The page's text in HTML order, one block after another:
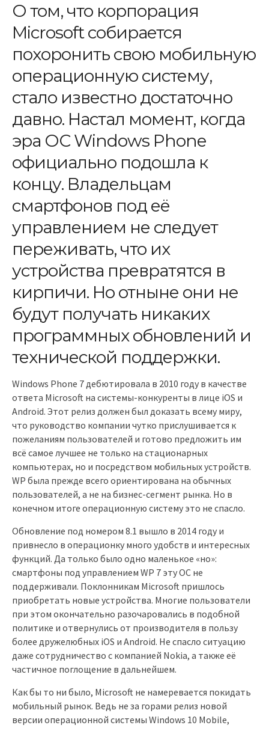
О том, что корпорация
Microsoft собирается
похоронить свою мобильную
операционную систему,
стало известно достаточно
давно. Настал момент, когда
эра ОС Windows Phone
официально подошла к
концу. Владельцам
смартфонов под её
управлением не следует
переживать, что их
устройства превратятся в
кирпичи. Но отныне они не
будут получать никаких
программных обновлений и
технической поддержки.
Windows Phone 7 дебютировала в 2010 году в качестве
ответа Microsoft на системы-конкуренты в лице iOS и
Android. Этот релиз должен был доказать всему миру,
что руководство компании чутко прислушивается к
пожеланиям пользователей и готово предложить им
всё самое лучшее не только на стационарных
компьютерах, но и посредством мобильных устройств.
WP была прежде всего ориентирована на обычных
пользователей, а не на бизнес-сегмент рынка. Но в
конечном итоге операционную систему это не спасло.
Обновление под номером 8.1 вышло в 2014 году и
привнесло в операционку много удобств и интересных
функций. Да только было одно маленькое «но»:
смартфоны под управлением WP 7 эту ОС не
поддерживали. Поклонникам Microsoft пришлось
приобретать новые устройства. Многие пользователи
при этом окончательно разочаровались в подобной
политике и отвернулись от производителя в пользу
более дружелюбных iOS и Android. Не спасло ситуацию
даже сотрудничество с компанией Nokia, а также её
частичное поглощение в дальнейшем.
Как бы то ни было, Microsoft не намеревается покидать
мобильный рынок. Ведь не за горами релиз новой
версии операционной системы Windows 10 Mobile,